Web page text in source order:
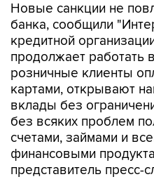
Новые санкции не
банка, сообщили
кредитной
продолжает работать
розничные клиенты
картами, открывают
вклады без
без всяких проблем
счетами, займами и
финансовыми
представитель пресс-